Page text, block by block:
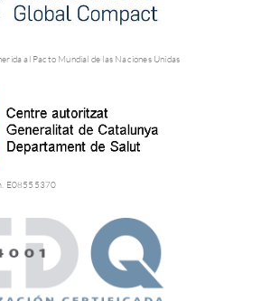
al Pacto Mundial de las Naciones Unidas
E08555370